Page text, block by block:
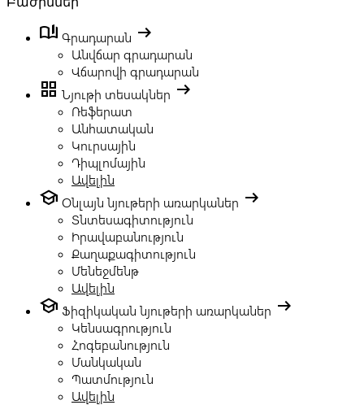
book_ribbon Գրադարան arrow_right_alt
Անվճար գրադարան
Վճարովի գրադարան
grid_view Նյութի տեսակներ arrow_right_alt
Ռեֆերատ
Անհատական
Կուրսային
Դիպլոմային
Ավելին
school Օնլայն նյութերի առարկաներ arrow_right_alt
Տնտեսագիտություն
Իրավաբանություն
Քաղաքագիտություն
Մենեջմենթ
Ավելին
school Ֆիզիկական նյութերի առարկաներ arrow_right_alt
Կենսագրություն
Հոգեբանություն
Մանկական
Պատմություն
Ավելին